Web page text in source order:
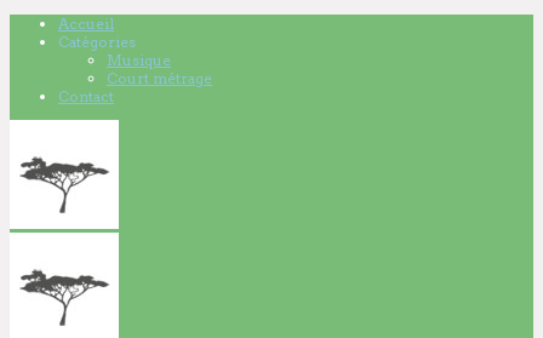
Accueil
Catégories
Musique
Court métrage
Contact